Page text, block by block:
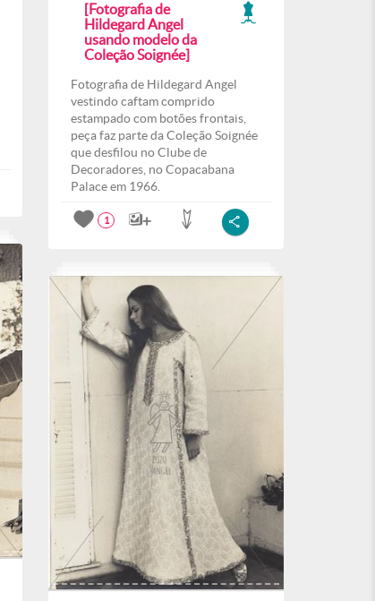
[Fotografia de
Hildegard Angel
usando modelo da
Coleção Soignée]
Fotografia de Hildegard Angel
vestindo caftam comprido
estampado com botões frontais,
peça faz parte da Coleção Soignée
que desfilou no Clube de
Decoradores, no Copacabana
Palace em 1966.
1